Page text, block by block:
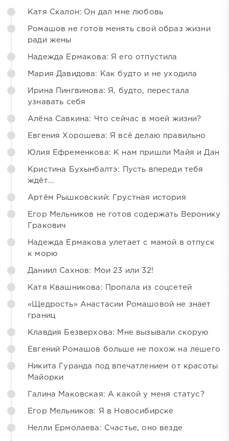
Катя Скалон: Он дал мне любовь
Ромашов не готов менять свой образ жизни
ради жены
Надежда Ермакова: Я его отпустила
Мария Давидова: Как будто и не уходила
Ирина Пингвинова: Я, будто, перестала
узнавать себя
Алёна Савкина: Что сейчас в моей жизни?
Евгения Хорошева: Я всё делаю правильно
Юлия Ефременкова: К нам пришли Майя и Дан
Кристина Бухынбалтэ: Пусть впереди тебя
ждёт...
Артём Рышковский: Грустная история
Егор Мельников не готов содержать Веронику
Гракович
Надежда Ермакова улетает с мамой в отпуск
к морю
Даниил Сахнов: Мои 23 или 32!
Катя Квашникова: Пропала из соцсетей
«Щедрость» Анастасии Ромашовой не знает
границ
Клавдия Безверхова: Мне вызывали скорую
Евгений Ромашов больше не похож на лешего
Никита Гуранда под впечатлением от красоты
Майорки
Галина Маковская: А какой у меня статус?
Егор Мельников: Я в Новосибирске
Нелли Ермолаева: Счастье, оно везде